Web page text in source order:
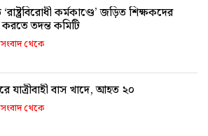
কর্মকাণ্ডে’ জড়িত শিক্ষকদের
করতে তদন্ত কমিটি
থেকে
যাত্রীবাহী বাস খাদে, আহত ২০
থেকে